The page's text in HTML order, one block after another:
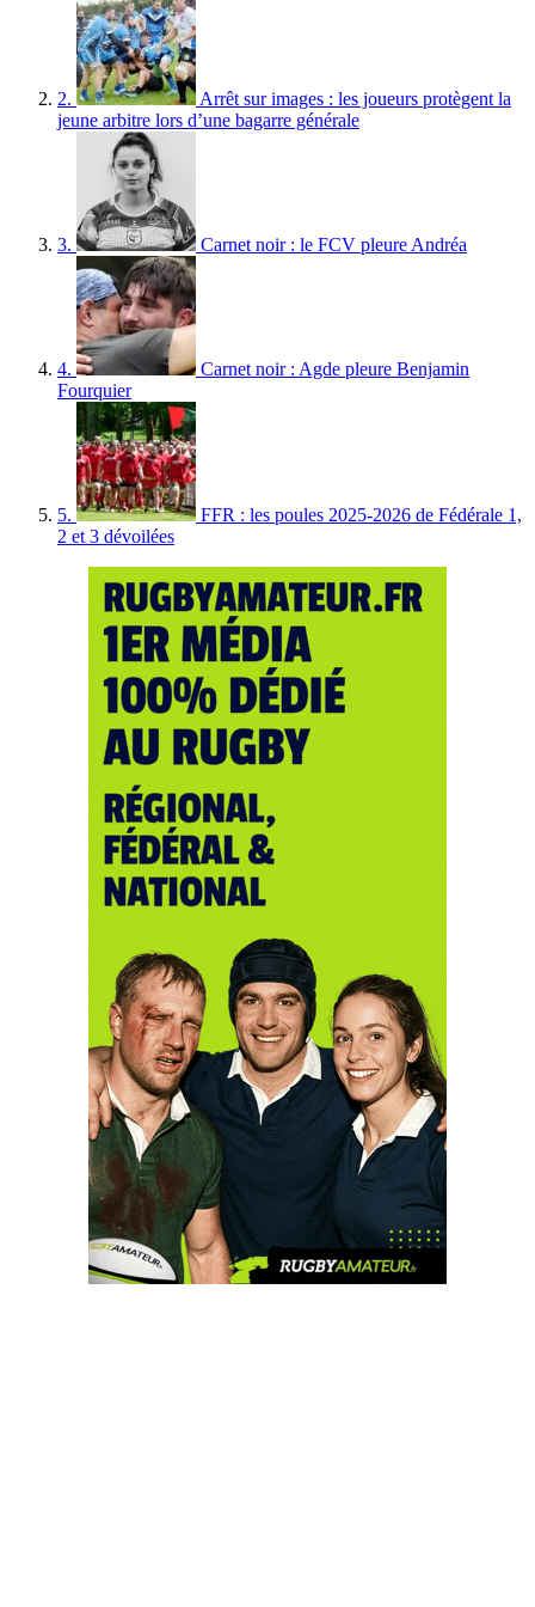
2.
Arrêt sur images : les joueurs protègent la
jeune arbitre lors d’une bagarre générale
3. Carnet noir : le FCV pleure Andréa
4.
Carnet noir : Agde pleure Benjamin
Fourquier
5.
FFR : les poules 2025-2026 de Fédérale 1,
2 et 3 dévoilées